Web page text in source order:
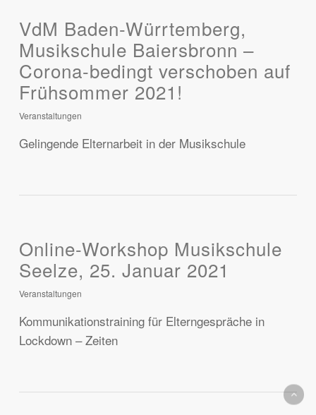
VdM Baden-Würrtemberg,
Musikschule Baiersbronn –
Corona-bedingt verschoben auf
Frühsommer 2021!
Veranstaltungen
Gelingende Elternarbeit in der Musikschule
Online-Workshop Musikschule
Seelze, 25. Januar 2021
Veranstaltungen
Kommunikationstraining für Elterngespräche in
Lockdown – Zeiten